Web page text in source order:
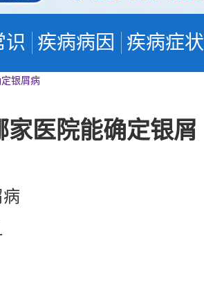
识 疾病病因 疾病症状
银屑病
医院能确定银屑